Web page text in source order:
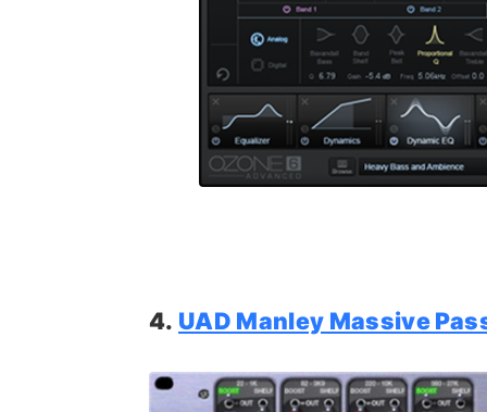
4. UAD Manley Massive